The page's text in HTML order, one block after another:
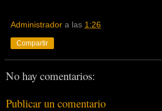
Administrador a las 1:26
Compartir
No hay comentarios:
Publicar un comentario